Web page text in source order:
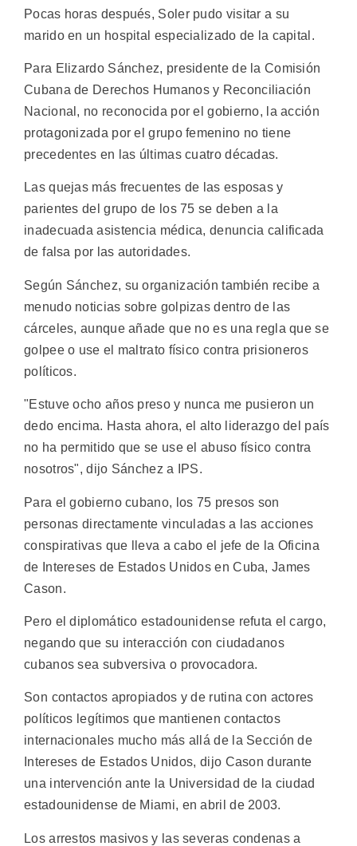
Pocas horas después, Soler pudo visitar a su
marido en un hospital especializado de la capital.
Para Elizardo Sánchez, presidente de la Comisión
Cubana de Derechos Humanos y Reconciliación
Nacional, no reconocida por el gobierno, la acción
protagonizada por el grupo femenino no tiene
precedentes en las últimas cuatro décadas.
Las quejas más frecuentes de las esposas y
parientes del grupo de los 75 se deben a la
inadecuada asistencia médica, denuncia calificada
de falsa por las autoridades.
Según Sánchez, su organización también recibe a
menudo noticias sobre golpizas dentro de las
cárceles, aunque añade que no es una regla que se
golpee o use el maltrato físico contra prisioneros
políticos.
"Estuve ocho años preso y nunca me pusieron un
dedo encima. Hasta ahora, el alto liderazgo del país
no ha permitido que se use el abuso físico contra
nosotros", dijo Sánchez a IPS.
Para el gobierno cubano, los 75 presos son
personas directamente vinculadas a las acciones
conspirativas que lleva a cabo el jefe de la Oficina
de Intereses de Estados Unidos en Cuba, James
Cason.
Pero el diplomático estadounidense refuta el cargo,
negando que su interacción con ciudadanos
cubanos sea subversiva o provocadora.
Son contactos apropiados y de rutina con actores
políticos legítimos que mantienen contactos
internacionales mucho más allá de la Sección de
Intereses de Estados Unidos, dijo Cason durante
una intervención ante la Universidad de la ciudad
estadounidense de Miami, en abril de 2003.
Los arrestos masivos y las severas condenas a